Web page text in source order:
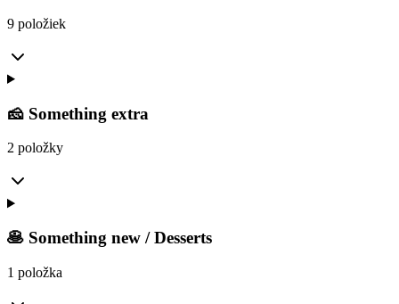
9 položiek
🧀 Something extra
2 položky
🥞 Something new / Desserts
1 položka